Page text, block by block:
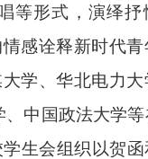
等形式，演绎抒
感诠释新时代青
学、华北电力大
中国政法大学
生会组织以贺函